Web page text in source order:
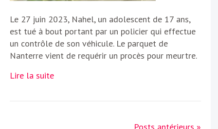
Le 27 juin 2023, Nahel, un adolescent de 17 ans,
est tué à bout portant par un policier qui effectue
un contrôle de son véhicule. Le parquet de
Nanterre vient de requérir un procès pour meurtre.
Lire la suite
Posts antérieurs »